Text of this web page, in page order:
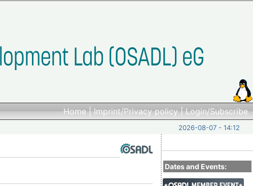
Home|Imprint/Privacy policy|Login/Subscribe
2026-08-07 - 14:12
Dates and Events: